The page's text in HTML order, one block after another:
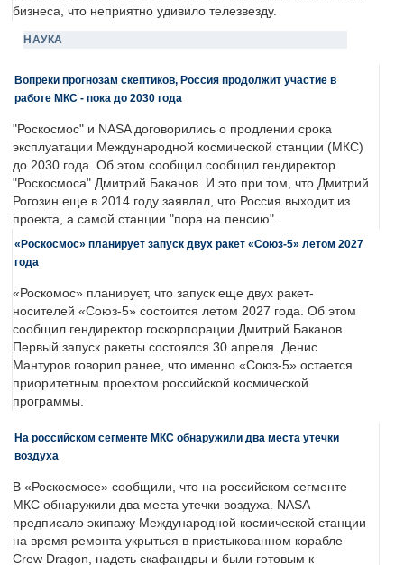
бизнеса, что неприятно удивило телезвезду.
НАУКА
Вопреки прогнозам скептиков, Россия продолжит участие в
работе МКС - пока до 2030 года
"Роскосмос" и NASA договорились о продлении срока
эксплуатации Международной космической станции (МКС)
до 2030 года. Об этом сообщил сообщил гендиректор
"Роскосмоса" Дмитрий Баканов. И это при том, что Дмитрий
Рогозин еще в 2014 году заявлял, что Россия выходит из
проекта, а самой станции "пора на пенсию".
«Роскосмос» планирует запуск двух ракет «Союз-5» летом 2027
года
«Роскомос» планирует, что запуск еще двух ракет-
носителей «Союз-5» состоится летом 2027 года. Об этом
сообщил гендиректор госкорпорации Дмитрий Баканов.
Первый запуск ракеты состоялся 30 апреля. Денис
Мантуров говорил ранее, что именно «Союз-5» остается
приоритетным проектом российской космической
программы.
На российском сегменте МКС обнаружили два места утечки
воздуха
В «Роскосмосе» сообщили, что на российском сегменте
МКС обнаружили два места утечки воздуха. NASA
предписало экипажу Международной космической станции
на время ремонта укрыться в пристыкованном корабле
Crew Dragon, надеть скафандры и были готовым к